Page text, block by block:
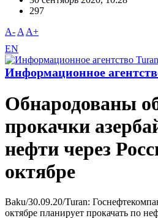
297
A- A A+
EN
Информационное
Обнародованы
прокачки
нефти через
октябре
Baku/30.09.20/Turan:
октябре планирует прокачать по